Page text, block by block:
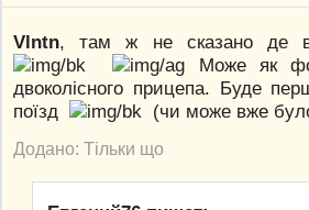
Vlntn, там ж не сказано де
Може як
двоколісного прицепа. Буде
поїзд
(чи може вже
Додано: Тільки що